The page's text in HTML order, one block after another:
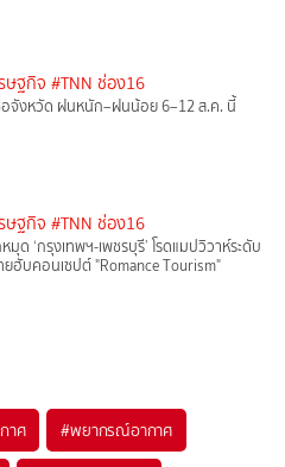
ษฐกิจ #TNN ช่อง16
อจังหวัด ฝนหนัก–ฝนน้อย 6–12 ส.ค. นี้
ษฐกิจ #TNN ช่อง16
ด ‘กรุงเทพฯ-เพชรบุรี’ โรดแมปวิวาห์ระดับ
ยฮับคอนเซปต์ "Romance Tourism"
าศ #พยากรณ์อากาศ